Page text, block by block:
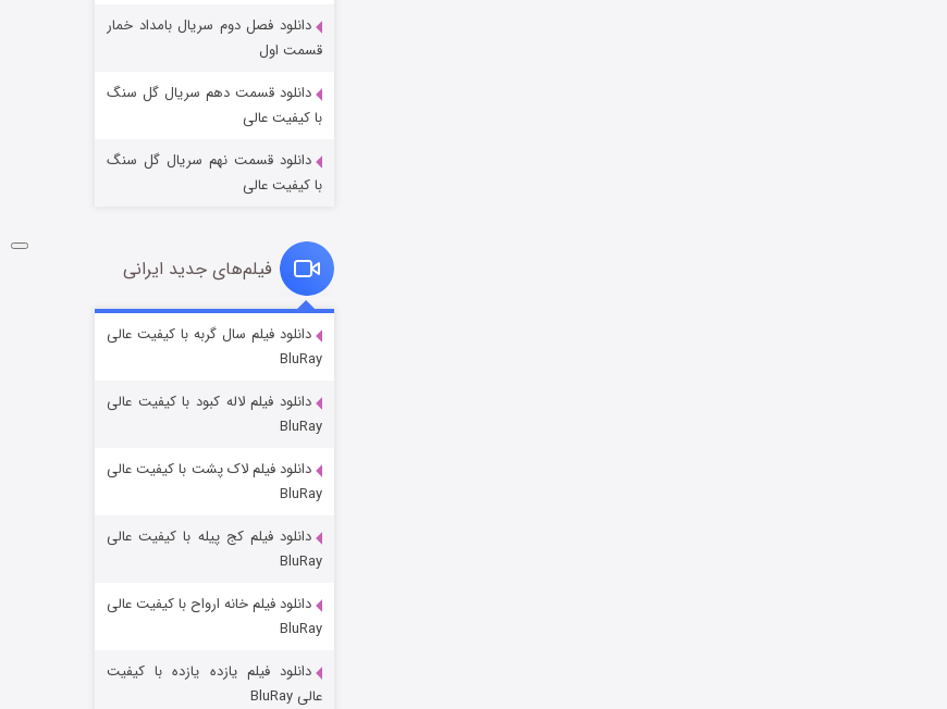
شکست استوارت در نجات جهان
قسمت ۷ (زیرنویس) منتشر شد
شوگر فصل ۲
قسمت
خاندان اژدها فصل ۳
دانلود فصل دوم سریال بامداد خمار
قسمت اول
دانلود قسمت دهم سریال گل سنگ
با کیفیت عالی
دانلود قسمت نهم سریال گل سنگ
با کیفیت عالی
فیلم‌های جدید ایرانی
دانلود فیلم سال گربه با کیفیت عالی
BluRay
دانلود فیلم لاله کبود با کیفیت عالی
BluRay
دانلود فیلم لاک پشت با کیفیت عالی
BluRay
دانلود فیلم کج‌ پیله با کیفیت عالی
BluRay
دانلود فیلم خانه ارواح با کیفیت عالی
BluRay
دانلود فیلم یازده یازده با کیفیت
عالی BluRay